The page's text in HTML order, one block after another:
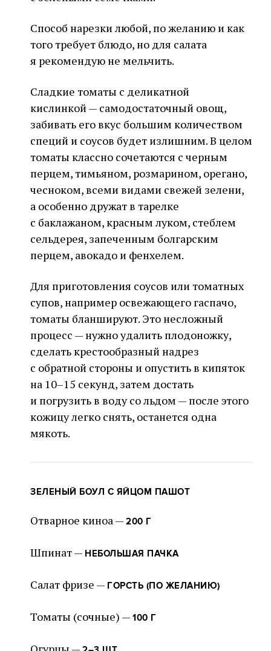
Способ нарезки любой, по желанию и как
того требует блюдо, но для салата
я рекомендую не мельчить.
Сладкие томаты с деликатной
кислинкой — самодостаточный овощ,
забивать его вкус большим количеством
специй и соусов будет излишним. В целом
томаты классно сочетаются с черным
перцем, тимьяном, розмарином, орегано,
чесноком, всеми видами свежей зелени,
а особенно дружат в тарелке
с баклажаном, красным луком, стеблем
сельдерея, запеченным болгарским
перцем, авокадо и фенхелем.
Для приготовления соусов или томатных
супов, например освежающего гаспачо,
томаты бланшируют. Это несложный
процесс — нужно удалить плодоножку,
сделать крестообразный надрез
с обратной стороны и опустить в кипяток
на 10–15 секунд, затем достать
и погрузить в воду со льдом — после этого
кожицу легко снять, останется одна
мякоть.
ЗЕЛЕНЫЙ БОУЛ С ЯЙЦОМ ПАШОТ
Отварное киноа — 200 Г
Шпинат — НЕБОЛЬШАЯ ПАЧКА
Салат фризе — ГОРСТЬ (ПО ЖЕЛАНИЮ)
Томаты (сочные) — 100 Г